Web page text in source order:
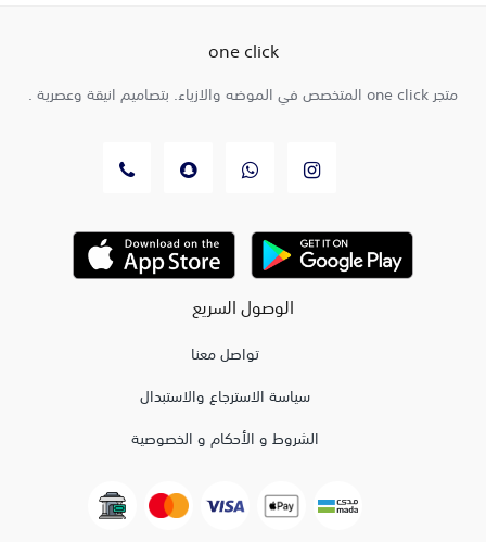
one click
متجر one click المتخصص في الموضه والازياء. بتصاميم انيقة وعصرية .
الوصول السريع
تواصل معنا
سياسة الاسترجاع والاستبدال
الشروط و الأحكام و الخصوصية